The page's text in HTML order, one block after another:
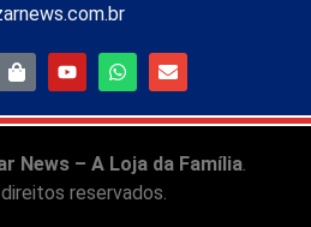
News – A Loja da Família.
reservados.